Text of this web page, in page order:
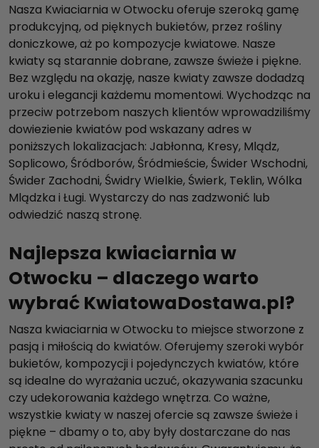
Nasza Kwiaciarnia w Otwocku oferuje szeroką gamę
produkcyjną, od pięknych bukietów, przez rośliny
doniczkowe, aż po kompozycje kwiatowe. Nasze
kwiaty są starannie dobrane, zawsze świeże i piękne.
Bez względu na okazję, nasze kwiaty zawsze dodadzą
uroku i elegancji każdemu momentowi. Wychodząc na
przeciw potrzebom naszych klientów wprowadziliśmy
dowiezienie kwiatów pod wskazany adres w
poniższych lokalizacjach: Jabłonna, Kresy, Mlądz,
Soplicowo, Śródborów, Śródmieście, Świder Wschodni,
Świder Zachodni, Świdry Wielkie, Świerk, Teklin, Wólka
Mlądzka i Ługi. Wystarczy do nas zadzwonić lub
odwiedzić naszą stronę.
Najlepsza kwiaciarnia w
Otwocku – dlaczego warto
wybrać KwiatowaDostawa.pl?
Nasza kwiaciarnia w Otwocku to miejsce stworzone z
pasją i miłością do kwiatów. Oferujemy szeroki wybór
bukietów, kompozycji i pojedynczych kwiatów, które
są idealne do wyrażania uczuć, okazywania szacunku
czy udekorowania każdego wnętrza. Co ważne,
wszystkie kwiaty w naszej ofercie są zawsze świeże i
piękne – dbamy o to, aby były dostarczane do nas